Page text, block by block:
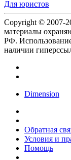
Для юристов
Copyright © 2007-
материалы
РФ.
наличии
Dimension
Обратная
Условия и
Помощь